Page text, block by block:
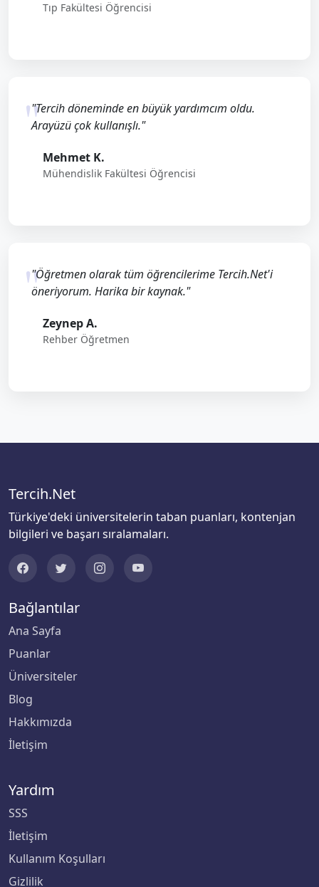
Tıp Fakültesi Öğrencisi
"Tercih döneminde en büyük yardımcım oldu.
Arayüzü çok kullanışlı."
Mehmet K.
Mühendislik Fakültesi Öğrencisi
"Öğretmen olarak tüm öğrencilerime Tercih.Net'i
öneriyorum. Harika bir kaynak."
Zeynep A.
Rehber Öğretmen
Tercih.Net
Türkiye'deki üniversitelerin taban puanları, kontenjan
bilgileri ve başarı sıralamaları.
Bağlantılar
Ana Sayfa
Puanlar
Üniversiteler
Blog
Hakkımızda
İletişim
Yardım
SSS
İletişim
Kullanım Koşulları
Gizlilik